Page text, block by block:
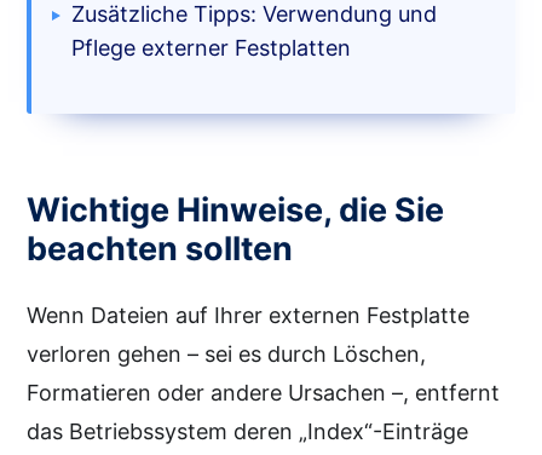
Zusätzliche Tipps: Verwendung und
Pflege externer Festplatten
Wichtige Hinweise, die Sie
beachten sollten
Wenn Dateien auf Ihrer externen Festplatte
verloren gehen – sei es durch Löschen,
Formatieren oder andere Ursachen –, entfernt
das Betriebssystem deren „Index“-Einträge